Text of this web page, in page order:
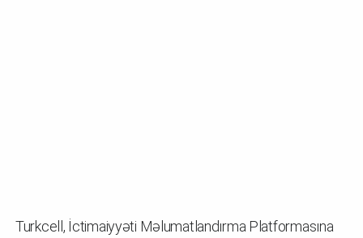
Turkcell, İctimaiyyəti Məlumatlandırma Platformasına